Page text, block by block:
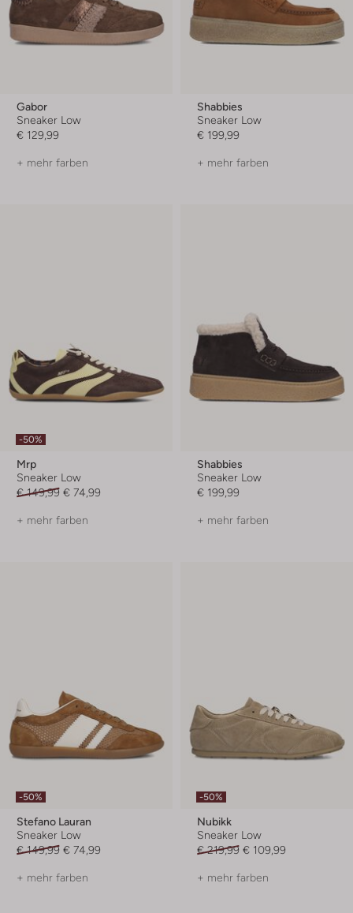
Gabor
Sneaker Low
€ 129,99
+ mehr farben
Shabbies
Sneaker Low
€ 199,99
+ mehr farben
-50%
Mrp
Sneaker Low
€ 149,99 € 74,99
+ mehr farben
Shabbies
Sneaker Low
€ 199,99
+ mehr farben
-50%
Stefano Lauran
Sneaker Low
€ 149,99 € 74,99
+ mehr farben
-50%
Nubikk
Sneaker Low
€ 219,99 € 109,99
+ mehr farben